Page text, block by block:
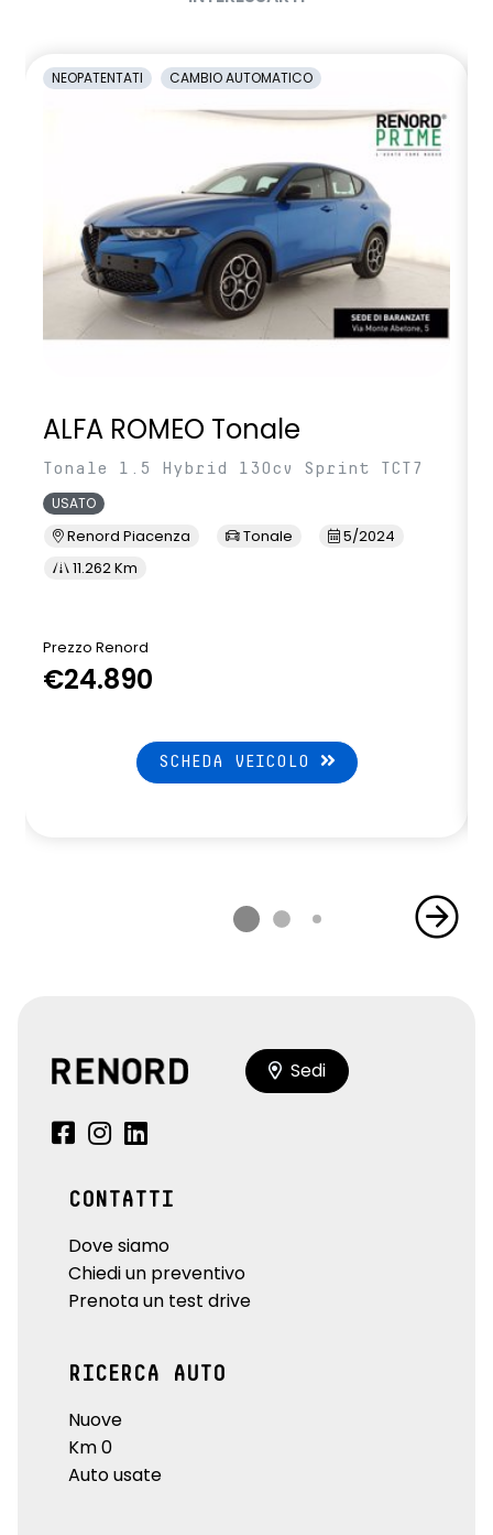
NEOPATENTATI CAMBIO AUTOMATICO
ALFA ROMEO Tonale
Tonale 1.5 Hybrid 130cv Sprint TCT7
USATO
Renord Piacenza Tonale
5/2024
11.262 Km
Prezzo Renord
€24.890
SCHEDA VEICOLO
Sedi
CONTATTI
Dove siamo
Chiedi un preventivo
Prenota un test drive
RICERCA AUTO
Nuove
Km 0
Auto usate